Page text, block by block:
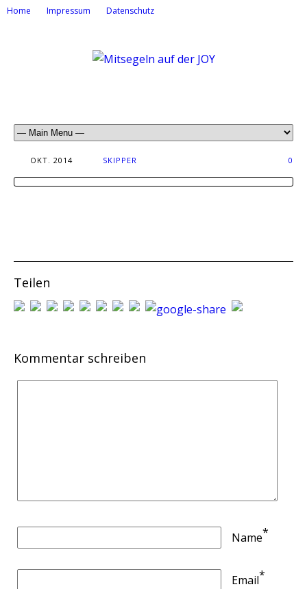
Home Impressum Datenschutz
OKT. 2014 SKIPPER 0
Teilen
Kommentar schreiben
Name*
Email*